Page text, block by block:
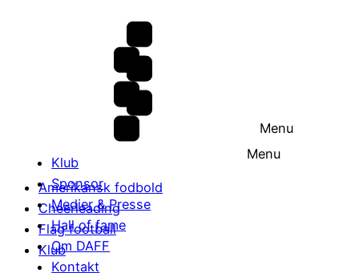
Menu
Klub
Sponsor
Medier & Presse
Hall of fame
Om DAFF
Kontakt
Menu
Amerikansk fodbold
Cheerleading
Flag football
Klub